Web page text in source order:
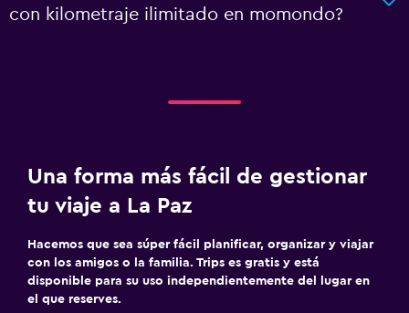
con kilometraje ilimitado en momondo?
Una forma más fácil de gestionar
tu viaje a La Paz
Hacemos que sea súper fácil planificar, organizar y viajar
con los amigos o la familia. Trips es gratis y está
disponible para su uso independientemente del lugar en
el que reserves.